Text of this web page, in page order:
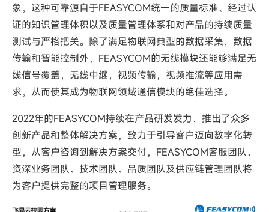
象，这种可靠源自于FEASYCOM统一的质量标准、经过认
证的知识管理体积以及质量管理体系和对产品的持续质量
测试与严格把关。除了满足物联网典型的数据采集，数据
传输和智能控制外，FEASYCOM的无线模块还能够满足无
线信号覆盖，无线中继，视频传输，视频推流等应用需
求，从而使其成为物联网领域通信模块的绝佳选择。
2022年的FEASYCOM持续在产品研发发力，推出了众多
创新产品和整体解决方案，致力于引导客户迈向数字化转
型，从客户咨询到解决方案交付，FEASYCOM客服团队、
资深业务团队、技术团队、品质团队及供应链管理团队将
为客户提供完整的项目管理服务。